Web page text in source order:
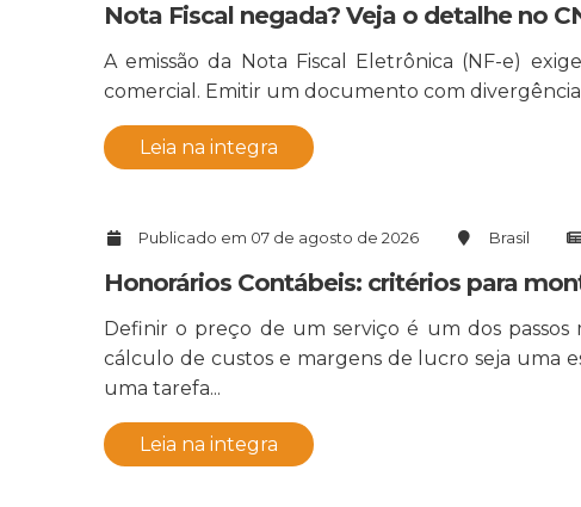
Nota Fiscal negada? Veja o detalhe no
A emissão da Nota Fiscal Eletrônica (NF-e)
comercial. Emitir um documento com
Leia na integra
Publicado em 07 de agosto de 2026 Brasil
Honorários Contábeis: critérios para
Definir o preço de um serviço é um dos
cálculo de custos e margens de lucro seja uma
uma tarefa...
Leia na integra